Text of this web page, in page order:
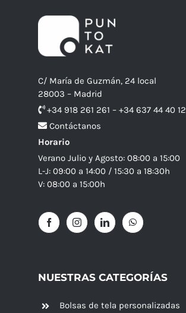
C/ María de Guzmán, 24 local
28003 – Madrid
+34 918 261 261 – +34 637 44 40 12
Contáctanos
Horario
Verano Julio y Agosto: 08:00 a 15:00
L-J: 09:00 a 14:00 / 15:30 a 18:30h
V: 08:00 a 15:00h
NUESTRAS CATEGORÍAS
Bolsas de tela personalizadas